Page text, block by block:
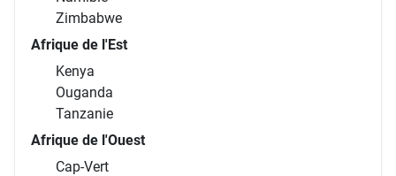
Zimbabwe
Afrique de l'Est
Kenya
Ouganda
Tanzanie
Afrique de l'Ouest
Cap-Vert